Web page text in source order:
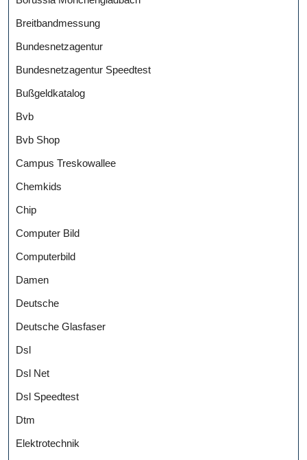
Breitbandmessung
Bundesnetzagentur
Bundesnetzagentur Speedtest
Bußgeldkatalog
Bvb
Bvb Shop
Campus Treskowallee
Chemkids
Chip
Computer Bild
Computerbild
Damen
Deutsche
Deutsche Glasfaser
Dsl
Dsl Net
Dsl Speedtest
Dtm
Elektrotechnik